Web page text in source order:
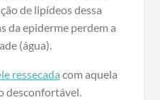
de lipídeos dessa
da epiderme perdem a
(água).
ressecada com aquela
desconfortável.